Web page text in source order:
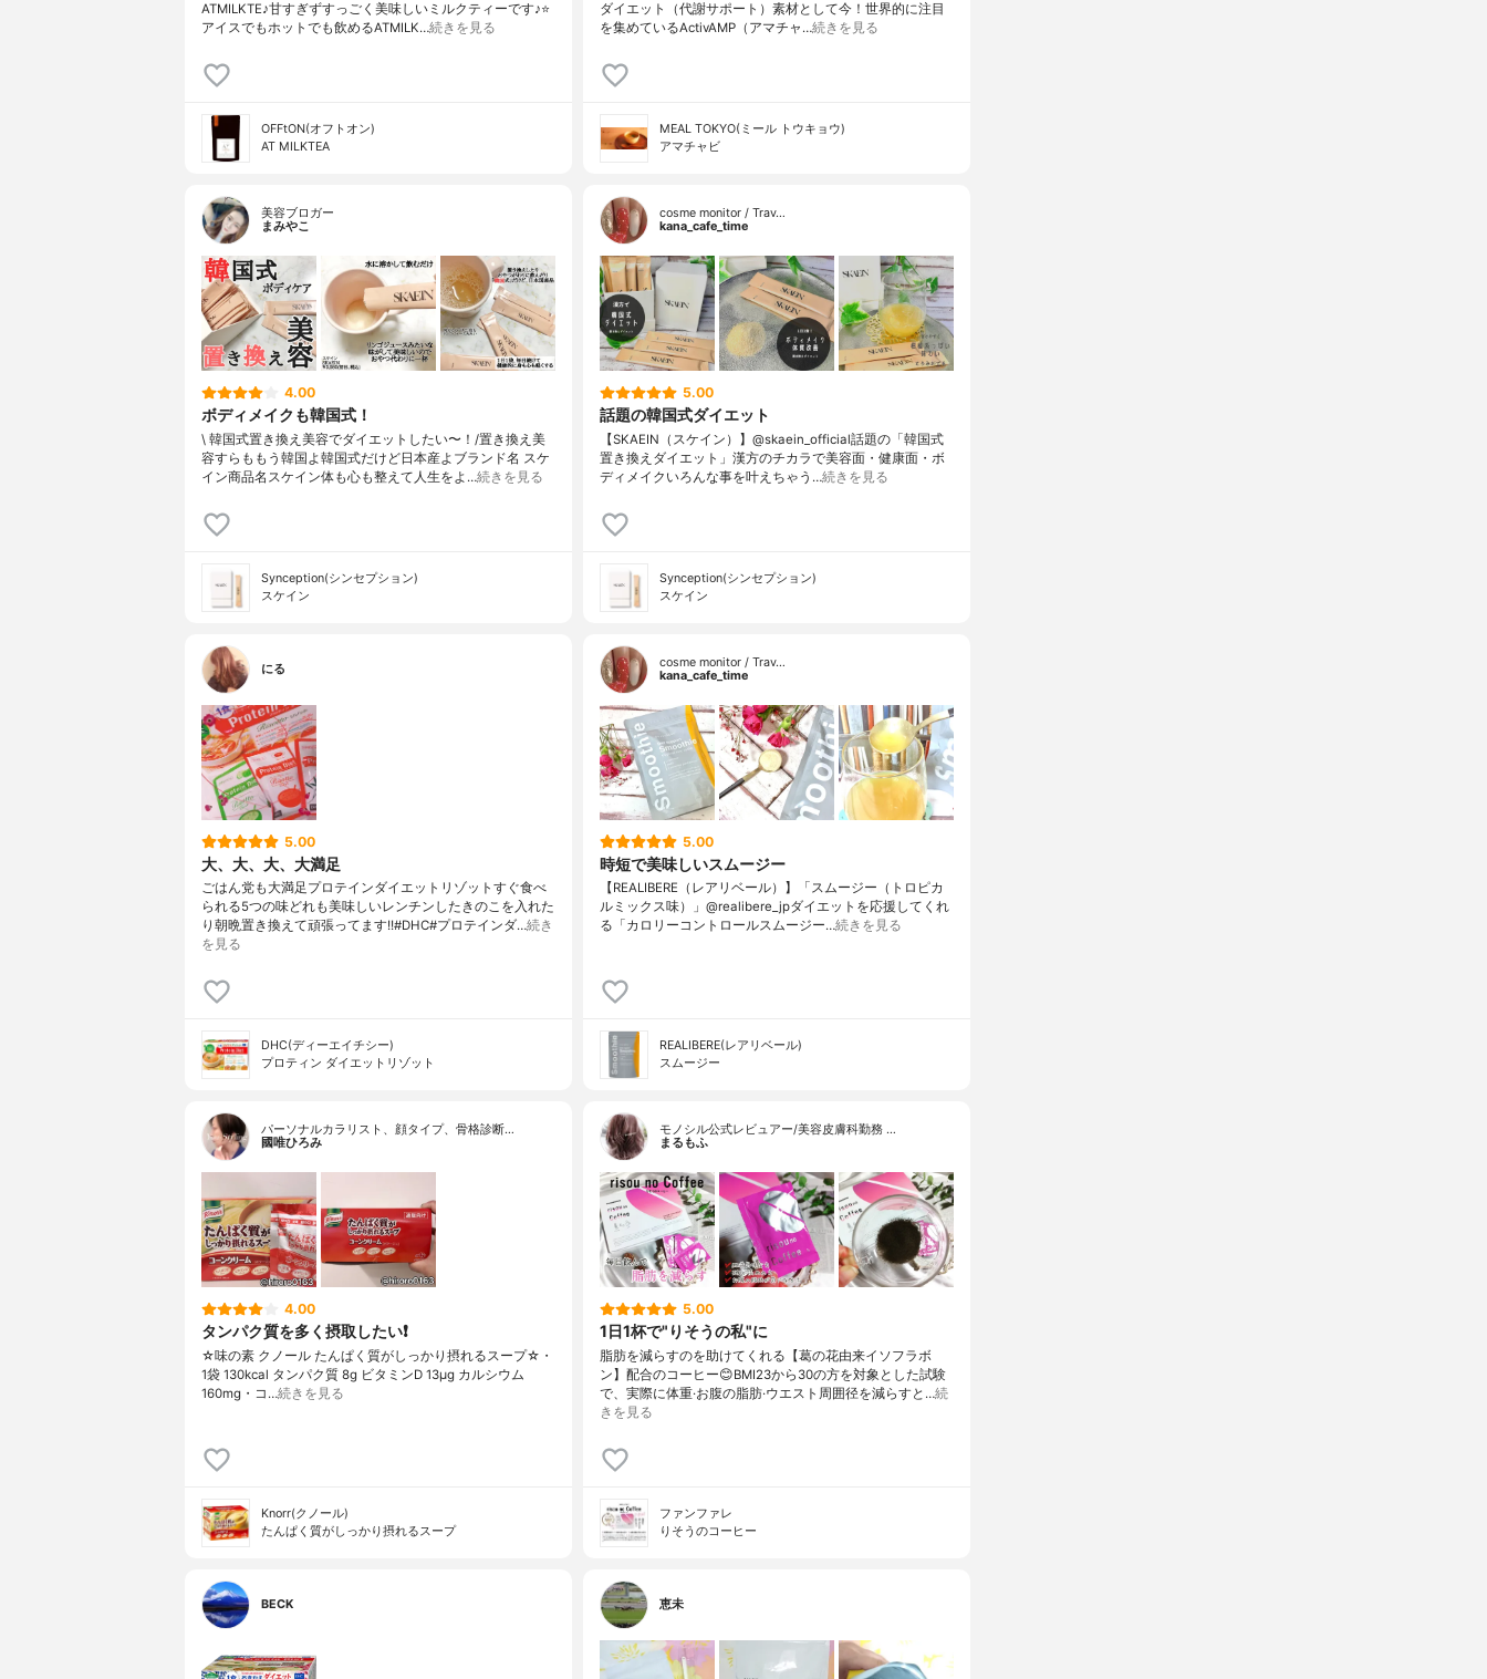
ATMILKTE♪甘すぎずすっごく美味しいミルクティーです♪⭐️
アイスでもホットでも飲めるATMILK…続きを見る
OFFtON(オフトオン)
AT MILKTEA
ダイエット（代謝サポート）素材として今！世界的に注目
を集めているActivAMP（アマチャ…続きを見る
MEAL TOKYO(ミール トウキョウ)
アマチャビ
美容ブロガー
まみやこ
4.00
ボディメイクも韓国式！
\ 韓国式置き換え美容でダイエットしたい〜！/⁡置き換え美
容すらももう韓国よ韓国式だけど日本産よ⁡⁡ブランド名 スケ
イン商品名スケイン⁡⁡体も心も整えて人生をよ…続きを見る
Synception(シンセプション)
スケイン
cosme monitor / Trav…
kana_cafe_time
5.00
話題の韓国式ダイエット
【SKAEIN（スケイン）】@skaein_official話題の「韓国式
置き換えダイエット」漢方のチカラで美容面・健康面・ボ
ディメイクいろんな事を叶えちゃう…続きを見る
Synception(シンセプション)
スケイン
にる
5.00
大、大、大、大満足
ごはん党も大満足プロテインダイエットリゾットすぐ食べ
られる5つの味どれも美味しいレンチンしたきのこを入れた
り朝晩置き換えて頑張ってます!!#DHC#プロテインダ…続き
を見る
DHC(ディーエイチシー)
プロティン ダイエットリゾット
cosme monitor / Trav…
kana_cafe_time
5.00
時短で美味しいスムージー
【REALIBERE（レアリベール）】「スムージー（トロピカ
ルミックス味）」@realibere_jpダイエットを応援してくれ
る「カロリーコントロールスムージー…続きを見る
REALIBERE(レアリベール)
スムージー
パーソナルカラリスト、顔タイプ、骨格診断…
國唯ひろみ
4.00
タンパク質を多く摂取したい❗️
☆味の素 クノール たんぱく質がしっかり摂れるスープ☆・
1袋 130kcal タンパク質 8g ビタミンD 13μg カルシウム
160mg・コ…続きを見る
Knorr(クノール)
たんぱく質がしっかり摂れるスープ
モノシル公式レビュアー/美容皮膚科勤務 …
まるもふ
5.00
1日1杯で"りそうの私"に
脂肪を減らすのを助けてくれる【葛の花由来イソフラボ
ン】配合のコーヒー😊BMI23から30の方を対象とした試験
で、実際に体重·お腹の脂肪·ウエスト周囲径を減らすと…続
きを見る
ファンファレ
りそうのコーヒー
BECK 恵未